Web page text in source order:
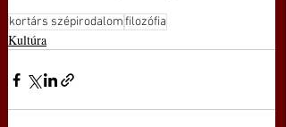
kortárs szépirodalomfilozófia
Kultúra